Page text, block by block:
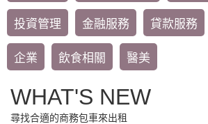
投資管理 金融服務 貸款服務
企業 飲食相關 醫美
WHAT'S NEW
尋找合適的商務包車來出租